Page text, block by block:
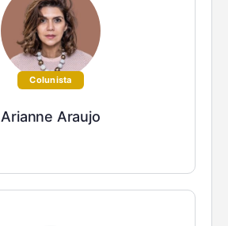
Colunista
Arianne Araujo